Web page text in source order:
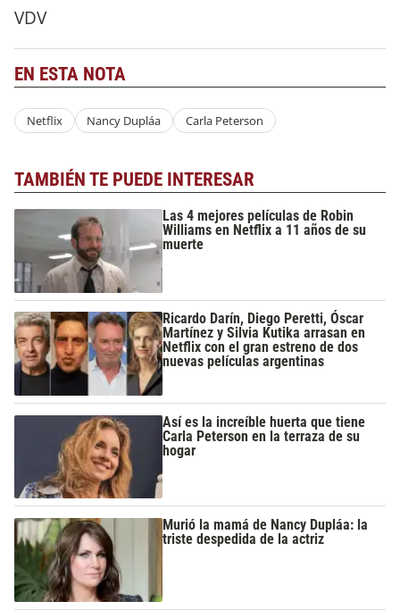
VDV
EN ESTA NOTA
Netflix Nancy Dupláa Carla Peterson
TAMBIÉN TE PUEDE INTERESAR
Las 4 mejores películas de Robin
Williams en Netflix a 11 años de su
muerte
Ricardo Darín, Diego Peretti, Óscar
Martínez y Silvia Kutika arrasan en
Netflix con el gran estreno de dos
nuevas películas argentinas
Así es la increíble huerta que tiene
Carla Peterson en la terraza de su
hogar
Murió la mamá de Nancy Dupláa: la
triste despedida de la actriz